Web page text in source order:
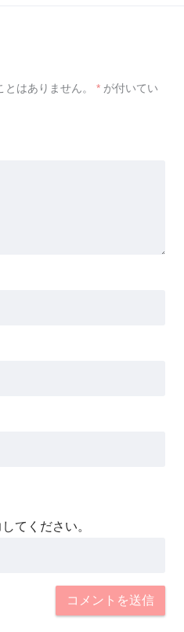
はありません。 * が付いてい
てください。